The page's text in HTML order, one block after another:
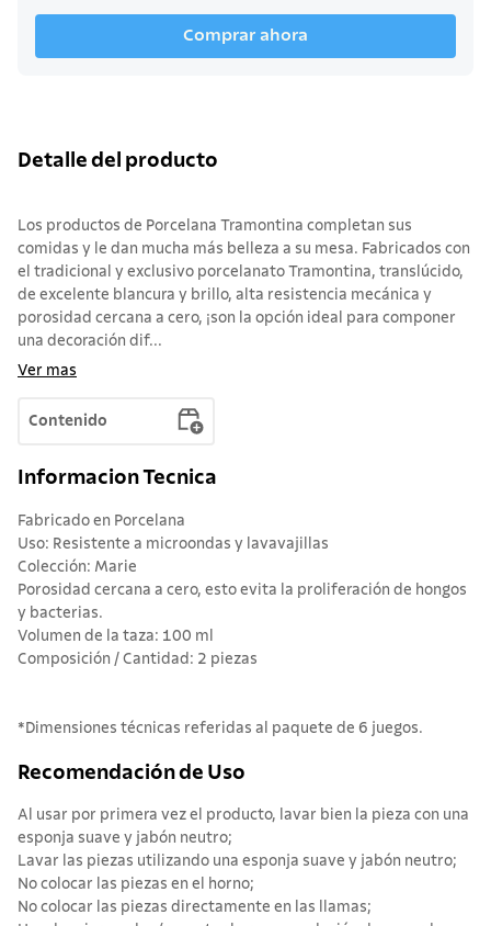
Comprar ahora
Detalle del producto
Los productos de Porcelana Tramontina completan sus
comidas y le dan mucha más belleza a su mesa. Fabricados con
el tradicional y exclusivo porcelanato Tramontina, translúcido,
de excelente blancura y brillo, alta resistencia mecánica y
porosidad cercana a cero, ¡son la opción ideal para componer
una decoración dif...
Ver mas
Contenido
Informacion Tecnica
Fabricado en Porcelana
Uso: Resistente a microondas y lavavajillas
Colección: Marie
Porosidad cercana a cero, esto evita la proliferación de hongos
y bacterias.
Volumen de la taza: 100 ml
Composición / Cantidad: 2 piezas
*Dimensiones técnicas referidas al paquete de 6 juegos.
Recomendación de Uso
Al usar por primera vez el producto, lavar bien la pieza con una
esponja suave y jabón neutro;
Lavar las piezas utilizando una esponja suave y jabón neutro;
No colocar las piezas en el horno;
No colocar las piezas directamente en las llamas;